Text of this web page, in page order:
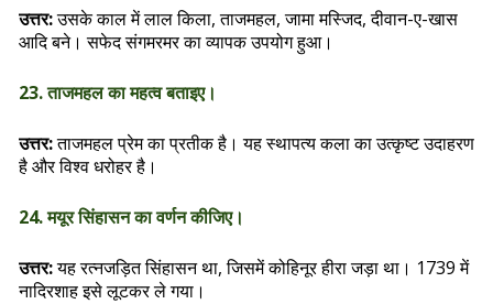
उत्तर:उसके काल में लाल किला, ताजमहल, जामा मस्जिद, दीवान-ए-खास
आदि बने। सफेद संगमरमर का व्यापक उपयोग हुआ।
23. ताजमहल का महत्व बताइए।
उत्तर:ताजमहल प्रेम का प्रतीक है। यह स्थापत्य कला का उत्कृष्ट उदाहरण
है और विश्व धरोहर है।
24. मयूर सिंहासन का वर्णन कीजिए।
उत्तर:यह रत्नजड़ित सिंहासन था, जिसमें कोहिनूर हीरा जड़ा था। 1739 में
नादिरशाह इसे लूटकर ले गया।